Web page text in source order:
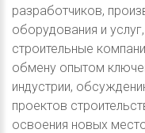
разработчиков,
оборудования и
строительные
обмену опытом
индустрии,
проектов
освоения новых